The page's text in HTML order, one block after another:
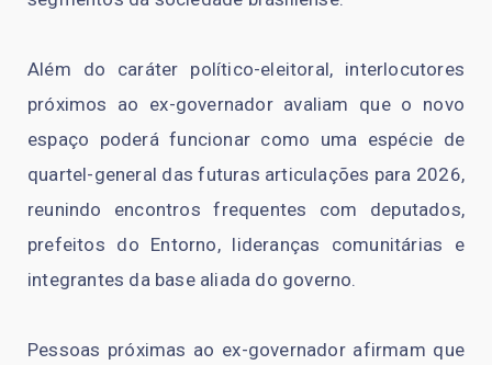
Além do caráter político-eleitoral, interlocutores
próximos ao ex-governador avaliam que o novo
espaço poderá funcionar como uma espécie de
quartel-general das futuras articulações para 2026,
reunindo encontros frequentes com deputados,
prefeitos do Entorno, lideranças comunitárias e
integrantes da base aliada do governo.
Pessoas próximas ao ex-governador afirmam que